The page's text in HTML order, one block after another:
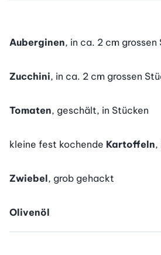
Auberginen, in ca. 2 cm grossen
Zucchini, in ca. 2 cm grossen
Tomaten, geschält, in Stücken
kleine fest kochende Kartoffeln,
Zwiebel, grob gehackt
Olivenöl